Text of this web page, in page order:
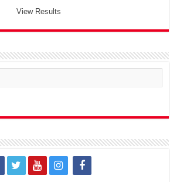
View Results